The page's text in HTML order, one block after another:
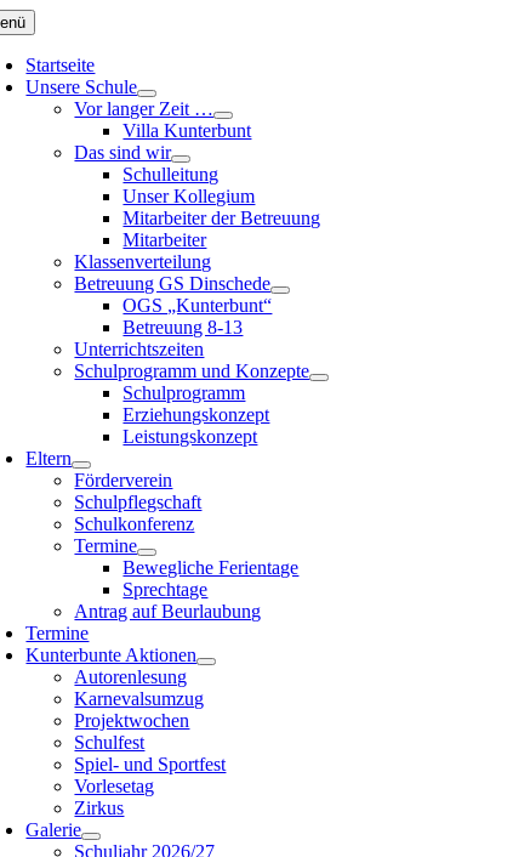
Zum
Inhalt
springen
Startseite
Unsere Schule
Vor langer Zeit …
Villa Kunterbunt
Das sind wir
Schulleitung
Unser Kollegium
Mitarbeiter der Betreuung
Mitarbeiter
Klassenverteilung
Betreuung GS Dinschede
OGS „Kunterbunt“
Betreuung 8-13
Unterrichtszeiten
Schulprogramm und Konzepte
Schulprogramm
Erziehungskonzept
Leistungskonzept
Eltern
Förderverein
Schulpflegschaft
Schulkonferenz
Termine
Bewegliche Ferientage
Sprechtage
Antrag auf Beurlaubung
Termine
Kunterbunte Aktionen
Autorenlesung
Karnevalsumzug
Projektwochen
Schulfest
Spiel- und Sportfest
Vorlesetag
Zirkus
Galerie
Schuljahr 2026/27